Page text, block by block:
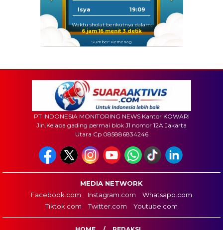
Isya 19:09
Waktu sholat berikutnya dalam:
6 jam 16 menit 1 detik
Sumber: Kemenag
PT INDONESIA MONITORING NEWS Kantor KOWARI
Jln.Kelapa gading permai blok J1 nomor 12A Jakarta
Utara Cp 085886834246
MEDIA NETWORK
Facebook.com
Instagram.com
Whatsapp.com
Tiktok.com
Twitter.com Youtube.com